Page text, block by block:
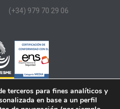
(+34) 979 70 29 06
terceros para fines analíticos y
en base a un perfil